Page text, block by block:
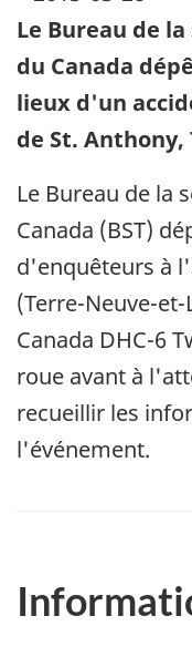
Le Bureau de
du Canada
lieux d'un
de St.
Le Bureau de la
Canada (BST)
d'enquêteurs à
(Terre-Neuve-
Canada DHC-6
roue avant à
recueillir les
l'événement.